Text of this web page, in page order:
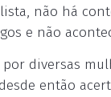
não há
e não
diversas
então